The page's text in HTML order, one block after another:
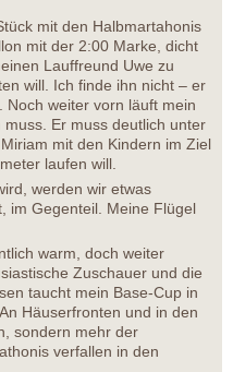
mit den Halbmartahonis
mit der 2:00 Marke, dicht
Lauffreund Uwe zu
will. Ich finde ihn nicht – er
weiter vorn läuft mein
Er muss deutlich unter
mit den Kindern im Ziel
laufen will.
werden wir etwas
im Gegenteil. Meine Flügel
warm, doch weiter
Zuschauer und die
taucht mein Base-Cup in
Häuserfronten und in den
sondern mehr der
verfallen in den